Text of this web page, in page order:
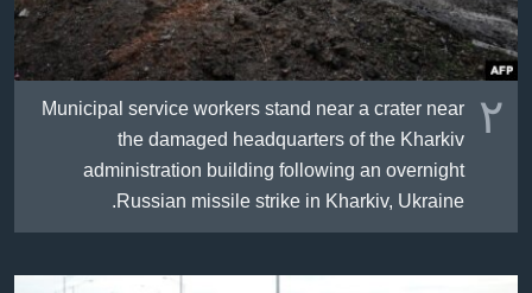
٢ Municipal service workers stand near a crater near
the damaged headquarters of the Kharkiv
administration building following an overnight
Russian missile strike in Kharkiv, Ukraine.